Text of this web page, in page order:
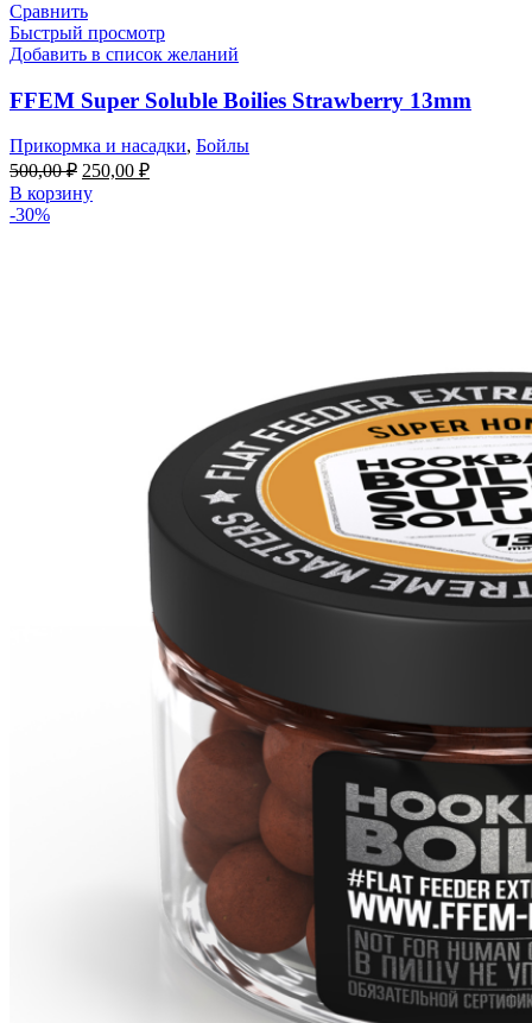
Сравнить
Быстрый просмотр
Добавить в список желаний
FFEM Super Soluble Boilies Strawberry 13mm
Прикормка и насадки, Бойлы
500,00₽ 250,00 ₽
В корзину
-30%